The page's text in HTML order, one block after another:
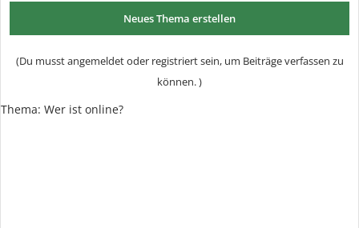
Neues Thema erstellen
(Du musst angemeldet oder registriert sein, um Beiträge verfassen zu
können. )
Thema: Wer ist online?